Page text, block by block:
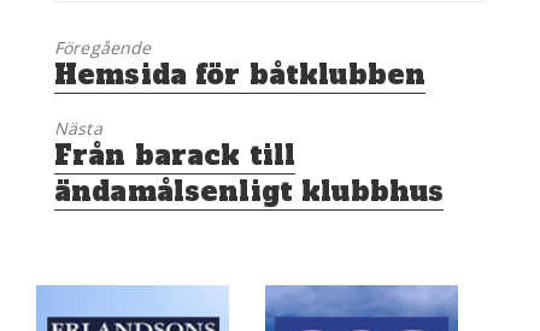
Föregående
Föregående
inlägg:
Hemsida för båtklubben
Nästa
Nästa
inlägg:
Från barack till
ändamålsenligt klubbhus